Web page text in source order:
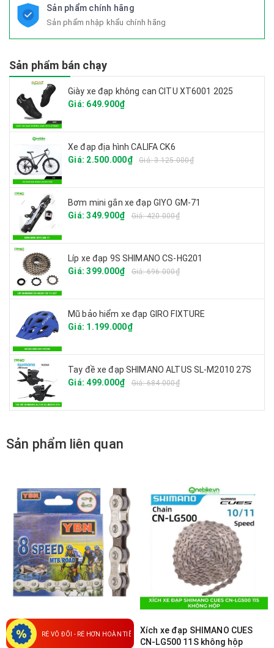
Sản phẩm chính hãng
Sản phẩm nhập khẩu chính hãng
Sản phẩm bán chạy
Giày xe đạp không can CITU XT6001 2025
Giá: 649.900₫
Xe đạp địa hình CALIFA CK6
Giá: 2.500.000₫
Giá: 3.125.000₫
Bơm mini gắn xe đạp GIYO GM-71
Giá: 349.900₫
Giá: 420.000₫
Líp xe đạp 9S SHIMANO CS-HG201
Giá: 399.000₫
Giá: 696.000₫
Mũ bảo hiểm xe đạp GIRO FIXTURE
Giá: 1.199.000₫
Tay đề xe đạp SHIMANO ALTUS SL-M2010 27S
Giá: 499.000₫
Giá: 684.000₫
Sản phẩm liên quan
RẺ VÔ ĐỐI - RẺ HƠN HOÀN TIỀN
Xích xe đạp SHIMANO CUES
CN-LG500 11S không hộp